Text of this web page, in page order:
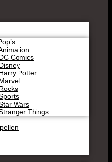
Comics
Potter
Wars
Things